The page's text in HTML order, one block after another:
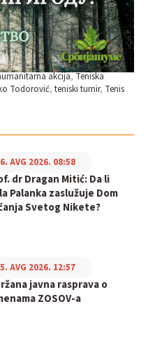
akcija Teniska
Todorović teniski turnir Tenis
dr Dragan Mitić: Da li
Palanka zaslužuje Dom
Svetog Nikete?
AVG 2026. 08:58
javna rasprava o
ZOSOV-a
AVG 2026. 12:57